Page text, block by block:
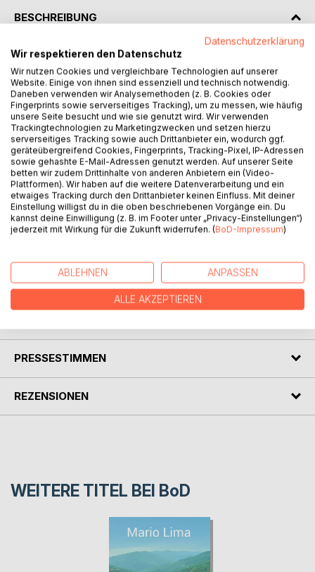
BESCHREIBUNG
Ein psychologischer Techno-Thriller über Wahrnehmung,
Kontrolle und den Preis, den die Wahrheit fordert.
Marcelle Laurent, Polizistin in Berlin, nimmt einen von
Interpol gesuchten Mann fest. Der Fall scheint
abgeschlossen. Doch dann verschwindet der Verdächtige
aus einer überwachten Zelle - und die CIA schaltet sich in
die Ermittlungen ein.
Marcelle begreift, dass sie es nicht nur mit einer
Verschwörung zu tun hat. Hinter dem Fall verbirgt sich ein
System, das menschliche Entscheidungen vorhersagen
und den Lauf der Ereignisse verändern kann.
In Berlin verbirgt sich die Wahrheit nicht länger in den Akten.
Sie liegt im Bewusstsein.
PRESSESTIMMEN
REZENSIONEN
WEITERE TITEL BEI BoD
Datenschutzerklärung
Wir respektieren den Datenschutz
Wir nutzen Cookies und vergleichbare Technologien auf unserer
Website. Einige von ihnen sind essenziell und technisch notwendig.
Daneben verwenden wir Analysemethoden (z. B. Cookies oder
Fingerprints sowie serverseitiges Tracking), um zu messen, wie häufig
unsere Seite besucht und wie sie genutzt wird. Wir verwenden
Trackingtechnologien zu Marketingzwecken und setzen hierzu
serverseitiges Tracking sowie auch Drittanbieter ein, wodurch ggf.
geräteübergreifend Cookies, Fingerprints, Tracking-Pixel, IP-Adressen
sowie gehashte E-Mail-Adressen genutzt werden. Auf unserer Seite
betten wir zudem Drittinhalte von anderen Anbietern ein (Video-
Plattformen). Wir haben auf die weitere Datenverarbeitung und ein
etwaiges Tracking durch den Drittanbieter keinen Einfluss. Mit deiner
Einstellung willigst du in die oben beschriebenen Vorgänge ein. Du
kannst deine Einwilligung (z. B. im Footer unter „Privacy-Einstellungen“)
jederzeit mit Wirkung für die Zukunft widerrufen. (BoD-Impressum)
ABLEHNEN ANPASSEN
ALLE AKZEPTIEREN